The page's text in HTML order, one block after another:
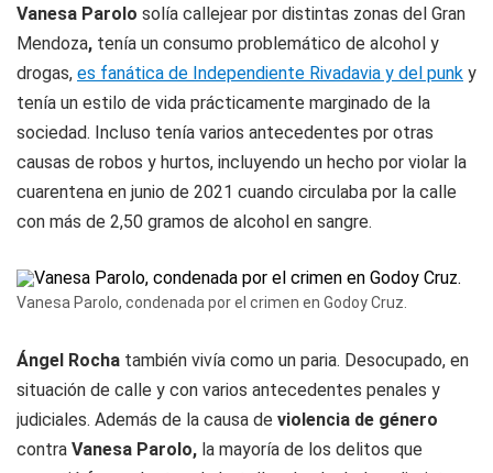
Vanesa Parolo solía callejear por distintas zonas del Gran
Mendoza, tenía un consumo problemático de alcohol y
drogas, es fanática de Independiente Rivadavia y del punk y
tenía un estilo de vida prácticamente marginado de la
sociedad. Incluso tenía varios antecedentes por otras
causas de robos y hurtos, incluyendo un hecho por violar la
cuarentena en junio de 2021 cuando circulaba por la calle
con más de 2,50 gramos de alcohol en sangre.
Vanesa Parolo, condenada por el crimen en Godoy Cruz.
Ángel Rocha también vivía como un paria. Desocupado, en
situación de calle y con varios antecedentes penales y
judiciales. Además de la causa de violencia de género
contra Vanesa Parolo, la mayoría de los delitos que